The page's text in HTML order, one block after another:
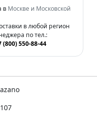
в Москве и Московской
в любой регион
по тел.:
(800) 550-88-44